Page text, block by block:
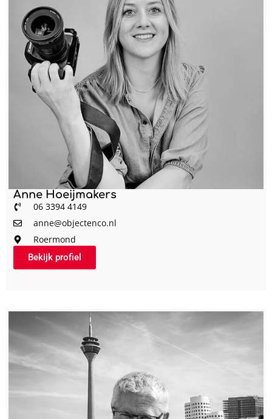
Anne Hoeijmakers
06 3394 4149
anne@objectenco.nl
Roermond
Bekijk profiel